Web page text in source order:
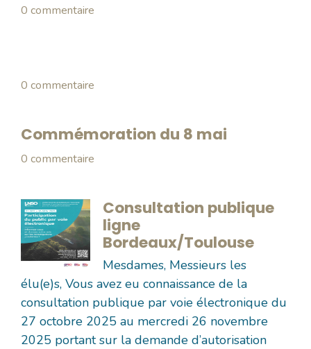
0 commentaire
0 commentaire
Commémoration du 8 mai
0 commentaire
Consultation publique
ligne
Bordeaux/Toulouse
Mesdames, Messieurs les
élu(e)s, Vous avez eu connaissance de la
consultation publique par voie électronique du
27 octobre 2025 au mercredi 26 novembre
2025 portant sur la demande d’autorisation